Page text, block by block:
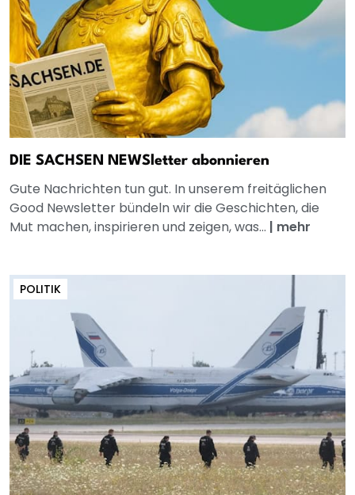
DIE SACHSEN NEWSletter abonnieren
Gute Nachrichten tun gut. In unserem freitäglichen
Good Newsletter bündeln wir die Geschichten, die
Mut machen, inspirieren und zeigen, was... | mehr
POLITIK